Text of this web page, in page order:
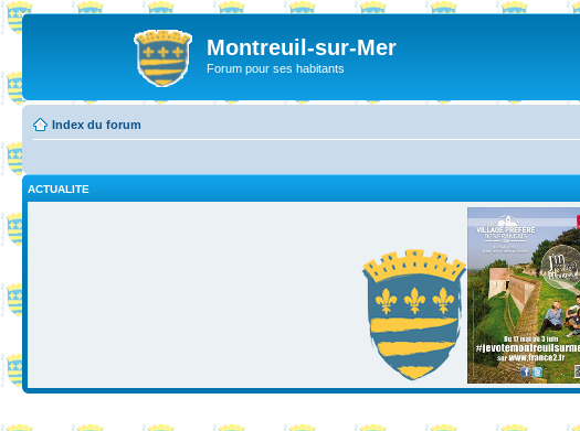
Montreuil-sur-Mer
Forum pour ses habitants
Index du forum
ACTUALITE